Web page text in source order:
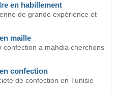
en habillement
de grande expérience et
maille
confection a mahdia cherchons
confection
de confection en Tunisie